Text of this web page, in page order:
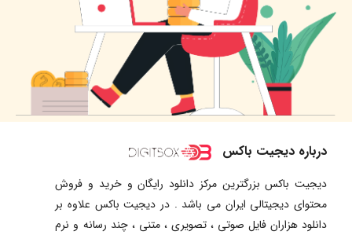
درباره دیجیت باکس
دیجیت باکس بزرگترین مرکز دانلود رایگان و خرید و فروش
محتوای دیجیتالی ایران می باشد . در دیجیت باکس علاوه بر
دانلود هزاران فایل صوتی ، تصویری ، متنی ، چند رسانه و نرم